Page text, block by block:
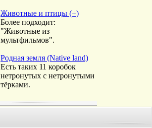
Животные и птицы (+)
Более подходит:
"Животные из
мультфильмов".
Родная земля (Native land)
Есть таких 11 коробок
нетронутых с нетронутыми
тёрками.